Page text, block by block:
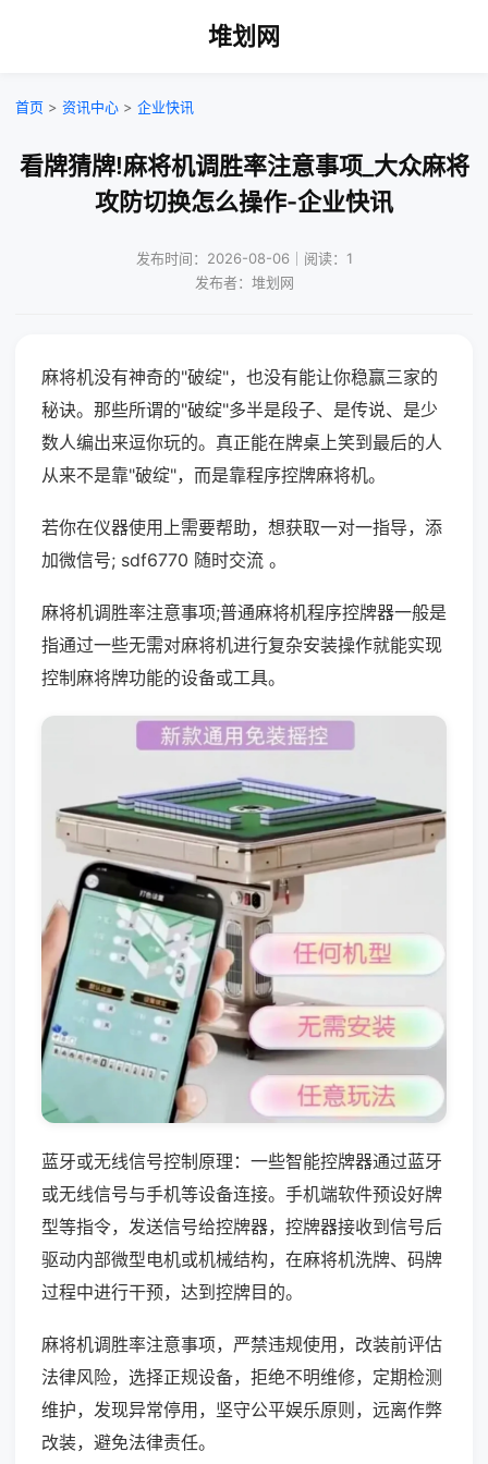
堆划网
首页 > 资讯中心 > 企业快讯
看牌猜牌!麻将机调胜率注意事项_大众麻将
攻防切换怎么操作-企业快讯
发布时间：2026-08-06｜阅读：1
发布者：堆划网
麻将机没有神奇的"破绽"，也没有能让你稳赢三家的
秘诀。那些所谓的"破绽"多半是段子、是传说、是少
数人编出来逗你玩的。真正能在牌桌上笑到最后的人
从来不是靠"破绽"，而是靠程序控牌麻将机。
若你在仪器使用上需要帮助，想获取一对一指导，添
加微信号; sdf6770 随时交流 。
麻将机调胜率注意事项;普通麻将机程序控牌器一般是
指通过一些无需对麻将机进行复杂安装操作就能实现
控制麻将牌功能的设备或工具。
蓝牙或无线信号控制原理：一些智能控牌器通过蓝牙
或无线信号与手机等设备连接。手机端软件预设好牌
型等指令，发送信号给控牌器，控牌器接收到信号后
驱动内部微型电机或机械结构，在麻将机洗牌、码牌
过程中进行干预，达到控牌目的。
麻将机调胜率注意事项，严禁违规使用，改装前评估
法律风险，选择正规设备，拒绝不明维修，定期检测
维护，发现异常停用，坚守公平娱乐原则，远离作弊
改装，避免法律责任。